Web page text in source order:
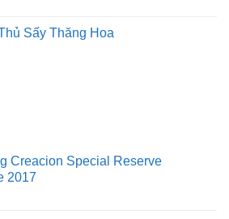
Sấy Thăng Hoa
Creacion Special Reserve
2017